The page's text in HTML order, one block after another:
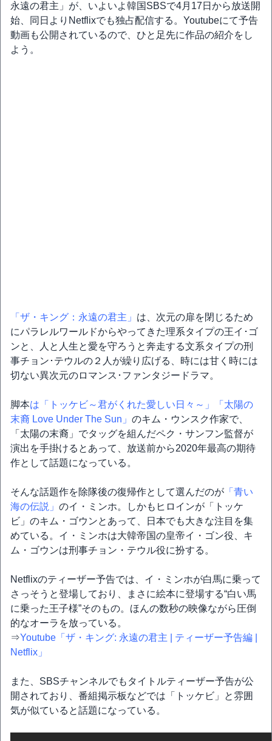
永遠の君主」が、いよいよ韓国SBSで4月17日から放送開
始、同日よりNetflixでも独占配信する。Youtubeにて予告
動画も公開されているので、ひと足先に作品の紹介をし
よう。
「ザ・キング：永遠の君主」 は、次元の扉を閉じるため
にパラレルワールドからやってきた理系タイプの王イ･ゴ
ンと、人と人生と愛を守ろうと奔走する文系タイプの刑
事チョン･テウルの２人が繰り広げる、時には甘く時には
切ない異次元のロマンス･ファンタジードラマ。
脚本は「トッケビ～君がくれた愛しい日々～」
「太陽の
末裔 Love Under The Sun」 のキム・ウンスク作家で、
「太陽の末裔」でタッグを組んだペク・サンフン監督が
演出を手掛けるとあって、放送前から2020年最高の期待
作として話題になっている。
そんな話題作を除隊後の復帰作として選んだのが 「青い
海の伝説」 のイ・ミンホ。しかもヒロインが「トッケ
ビ」のキム・ゴウンとあって、日本でも大きな注目を集
めている。イ・ミンホは大韓帝国の皇帝イ・ゴン役、キ
ム・ゴウンは刑事チョン・テウル役に扮する。
Netflixのティーザー予告では、イ・ミンホが白馬に乗って
さっそうと登場しており、まさに絵本に登場する“白い馬
に乗った王子様”そのもの。ほんの数秒の映像ながら圧倒
的なオーラを放っている。
⇒Youtube「ザ・キング: 永遠の君主 | ティーザー予告編 |
Netflix」
また、SBSチャンネルでもタイトルティーザー予告が公
開されており、番組掲示板などでは「トッケビ」と雰囲
気が似ていると話題になっている。